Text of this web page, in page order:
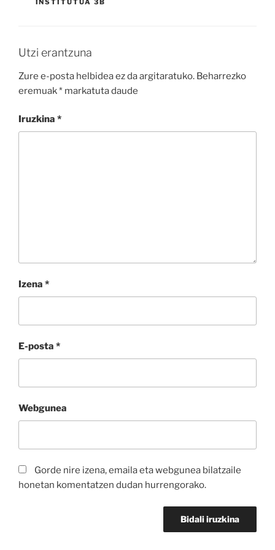
INSTITUTUA 3B
Utzi erantzuna
Zure e-posta helbidea ez da argitaratuko. Beharrezko
eremuak* markatuta daude
Iruzkina *
Izena *
E-posta *
Webgunea
Gorde nire izena, emaila eta webgunea bilatzaile
honetan komentatzen dudan hurrengorako.